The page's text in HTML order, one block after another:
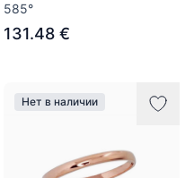
585°
131.48 €
Нет в наличии